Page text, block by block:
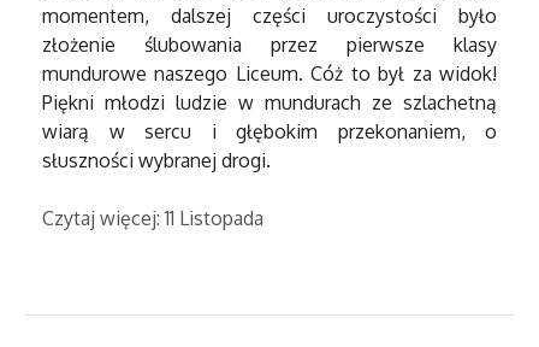
momentem, dalszej części uroczystości było
złożenie ślubowania przez pierwsze klasy
mundurowe naszego Liceum. Cóż to był za widok!
Piękni młodzi ludzie w mundurach ze szlachetną
wiarą w sercu i głębokim przekonaniem, o
słuszności wybranej drogi.
Czytaj więcej: 11 Listopada